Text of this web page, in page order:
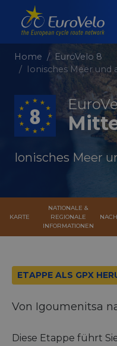
Home
EuroVelo 8
Ionisches Meer
Ionisches Meer
KARTE
NATIONALE &
REGIONALE
INFORMATIONEN
ETAPPE ALS GPX
Von Igoumenitsa
Diese Etappe führt